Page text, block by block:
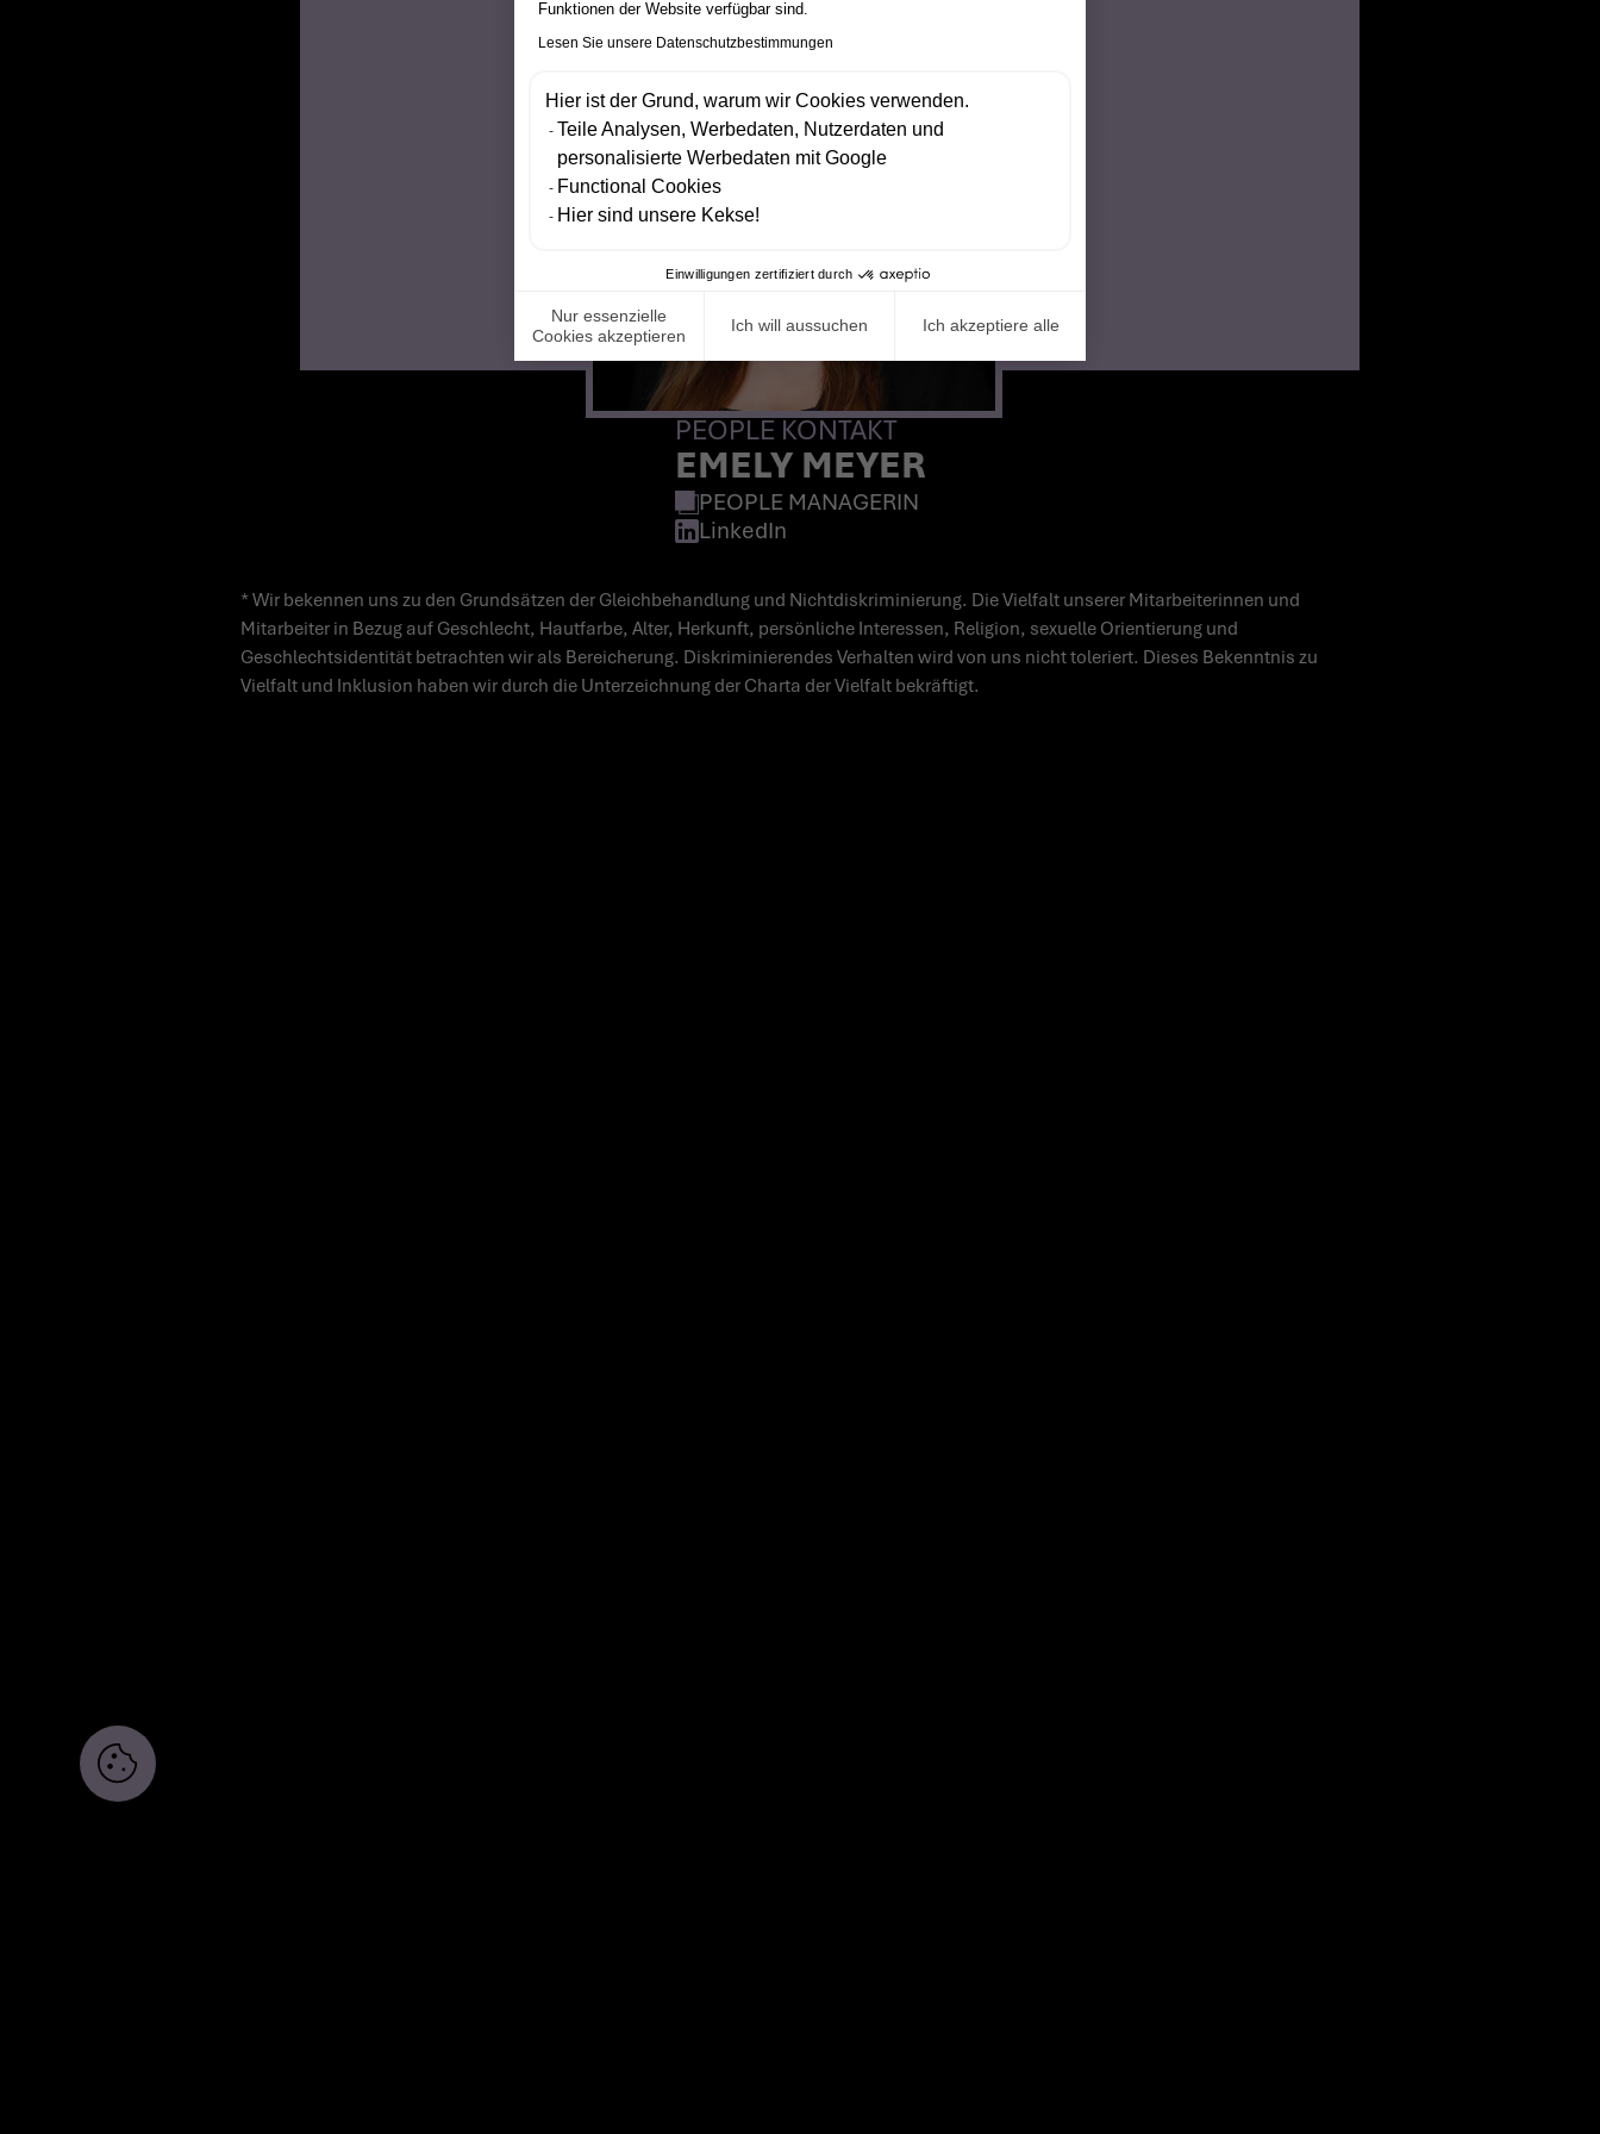
PEOPLE KONTAKT
EMELY MEYER
PEOPLE MANAGERIN
LinkedIn
* Wir bekennen uns zu den Grundsätzen der Gleichbehandlung und Nichtdiskriminierung. Die Vielfalt unserer Mitarbeiterinnen und
Mitarbeiter in Bezug auf Geschlecht, Hautfarbe, Alter, Herkunft, persönliche Interessen, Religion, sexuelle Orientierung und
Geschlechtsidentität betrachten wir als Bereicherung. Diskriminierendes Verhalten wird von uns nicht toleriert. Dieses Bekenntnis zu
Vielfalt und Inklusion haben wir durch die Unterzeichnung der Charta der Vielfalt bekräftigt.
Funktionen der Website verfügbar sind.
Lesen Sie unsere Datenschutzbestimmungen
Hier ist der Grund, warum wir Cookies verwenden.
Teile Analysen, Werbedaten, Nutzerdaten und
personalisierte Werbedaten mit Google
Functional Cookies
Hier sind unsere Kekse!
Einwilligungen zertifiziert durch
Nur essenzielle
Cookies akzeptieren
Ich will aussuchen Ich akzeptiere alle